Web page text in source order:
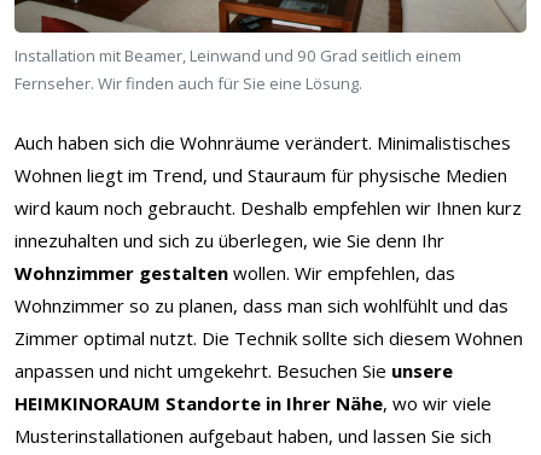
Installation mit Beamer, Leinwand und 90 Grad seitlich einem
Fernseher. Wir finden auch für Sie eine Lösung.
Auch haben sich die Wohnräume verändert. Minimalistisches
Wohnen liegt im Trend, und Stauraum für physische Medien
wird kaum noch gebraucht. Deshalb empfehlen wir Ihnen kurz
innezuhalten und sich zu überlegen, wie Sie denn Ihr
Wohnzimmer gestalten wollen. Wir empfehlen, das
Wohnzimmer so zu planen, dass man sich wohlfühlt und das
Zimmer optimal nutzt. Die Technik sollte sich diesem Wohnen
anpassen und nicht umgekehrt. Besuchen Sie unsere
HEIMKINORAUM Standorte in Ihrer Nähe, wo wir viele
Musterinstallationen aufgebaut haben, und lassen Sie sich